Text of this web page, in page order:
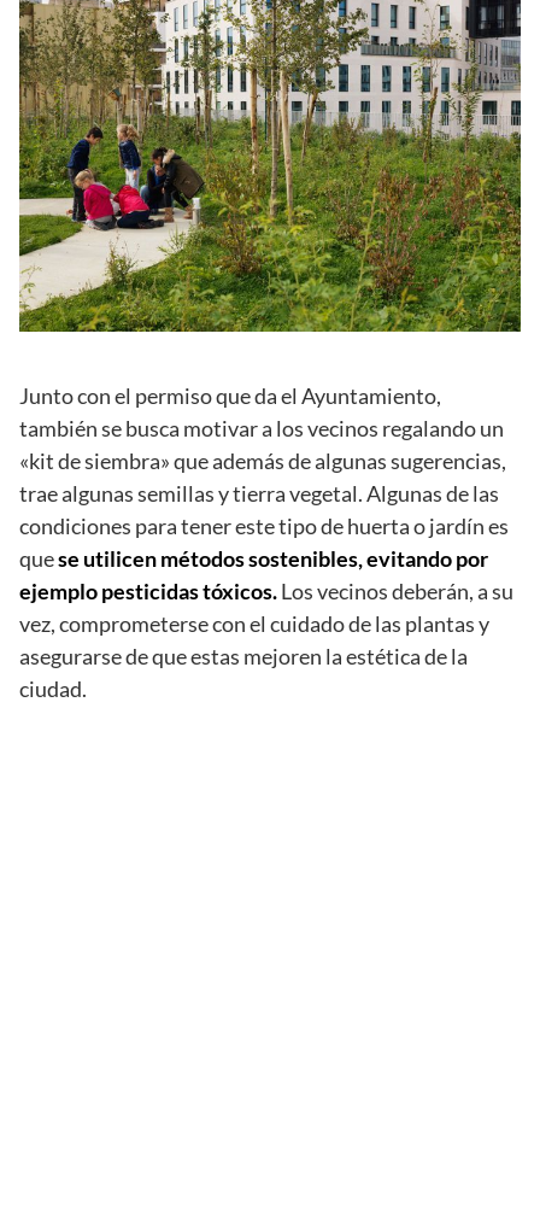
Junto con el permiso que da el Ayuntamiento,
también se busca motivar a los vecinos regalando un
«kit de siembra» que además de algunas sugerencias,
trae algunas semillas y tierra vegetal. Algunas de las
condiciones para tener este tipo de huerta o jardín es
quese utilicen métodos sostenibles, evitando por
ejemplo pesticidas tóxicos.Los vecinos deberán, a su
vez, comprometerse con el cuidado de las plantas y
asegurarse de que estas mejoren la estética de la
ciudad.